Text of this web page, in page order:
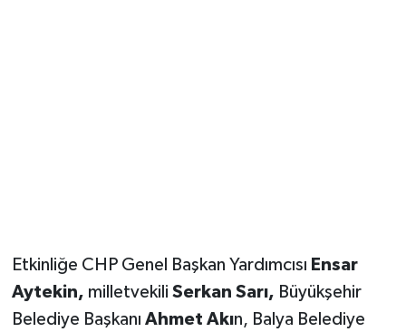
Etkinliğe CHP Genel Başkan Yardımcısı Ensar
Aytekin, milletvekili Serkan Sarı, Büyükşehir
Belediye Başkanı Ahmet Akın, Balya Belediye